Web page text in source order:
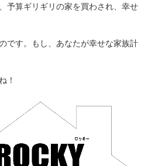
予算ギリギリの家を買わされ、幸せ
です。もし、あなたが幸せな家族計
！